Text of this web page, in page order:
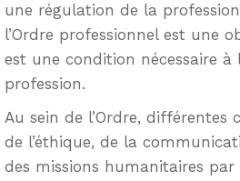
une régulation de la
l’Ordre professionnel est une
est une condition nécessaire à
profession.
Au sein de l’Ordre, différentes
de l’éthique, de la
des missions humanitaires par